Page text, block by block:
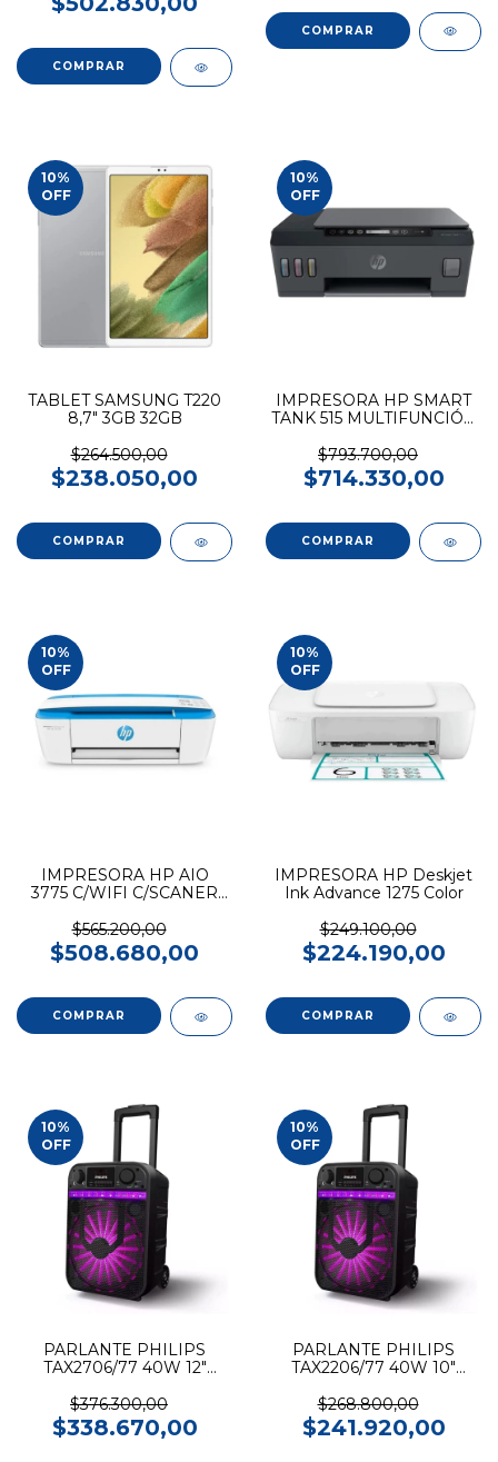
10%
OFF
TABLET SAMSUNG T220
8,7" 3GB 32GB
$264.500,00
$238.050,00
10%
OFF
IMPRESORA HP SMART
TANK 515 MULTIFUNCIÓN
$793.700,00
$714.330,00
10%
OFF
IMPRESORA HP AIO
3775 C/WIFI C/SCANER
$565.200,00
$508.680,00
10%
OFF
IMPRESORA HP Deskjet
Ink Advance 1275 Color
$249.100,00
$224.190,00
10%
OFF
PARLANTE PHILIPS
TAX2706/77 40W 12"
$376.300,00
$338.670,00
10%
OFF
PARLANTE PHILIPS
TAX2206/77 40W 10"
$268.800,00
$241.920,00